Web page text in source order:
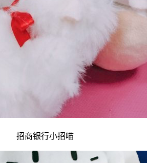
招商银行小招喵